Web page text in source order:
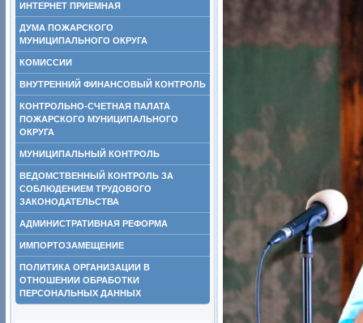
ИНТЕРНЕТ ПРИЕМНАЯ
ДУМА ПОЖАРСКОГО
МУНИЦИПАЛЬНОГО ОКРУГА
КОМИССИИ
ВНУТРЕННИЙ ФИНАНСОВЫЙ КОНТРОЛЬ
КОНТРОЛЬНО-СЧЕТНАЯ ПАЛАТА
ПОЖАРСКОГО МУНИЦИПАЛЬНОГО
ОКРУГА
МУНИЦИПАЛЬНЫЙ КОНТРОЛЬ
ВЕДОМСТВЕННЫЙ КОНТРОЛЬ ЗА
СОБЛЮДЕНИЕМ ТРУДОВОГО
ЗАКОНОДАТЕЛЬСТВА
АДМИНИСТРАТИВНАЯ РЕФОРМА
ИМПОРТОЗАМЕЩЕНИЕ
ПОЛИТИКА ОРГАНИЗАЦИИ В
ОТНОШЕНИИ ОБРАБОТКИ
ПЕРСОНАЛЬНЫХ ДАННЫХ